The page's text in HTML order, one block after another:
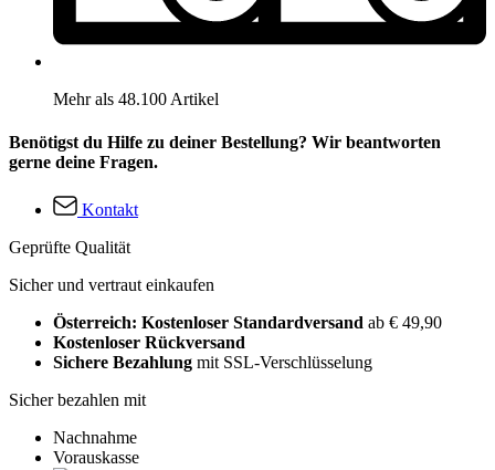
Mehr als 48.100 Artikel
Benötigst du Hilfe zu deiner Bestellung? Wir beantworten
gerne deine Fragen.
Kontakt
Geprüfte Qualität
Sicher und vertraut einkaufen
Österreich: Kostenloser Standardversand ab € 49,90
Kostenloser Rückversand
Sichere Bezahlung mit SSL-Verschlüsselung
Sicher bezahlen mit
Nachnahme
Vorauskasse